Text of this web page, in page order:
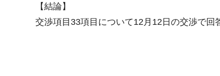
【結論】
交渉項目33項目について12月12日の交渉で回